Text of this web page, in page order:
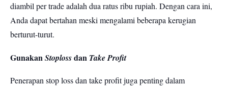
diambil per trade adalah dua ratus ribu rupiah. Dengan cara ini,
Anda dapat bertahan meski mengalami beberapa kerugian
berturut-turut.
GunakanStoplossdan Take Profit
Penerapan stop loss dan take profit juga penting dalam